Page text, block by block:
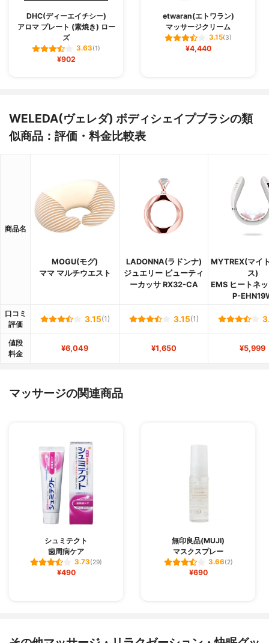
DHC(ディーエイチシー)
アロマ プレート (素焼き) ロー
ズ
3.63(1)
¥902
etwaran(エトワラン)
マッサージクリーム
3.15(3)
¥4,440
WELEDA(ヴェレダ) ボディシェイプブラシの類
似商品：評価・料金比較表
商品名
MOGU(モグ)
ママ マルチウエスト
LADONNA(ラドンナ)
ジュエリー ビューティ
ーカッサ RX32-CA
MYTREX(マイ
ス)
EMS ヒートネ
P-
口コミ
評価
3.15(1) 3.15(1)
値段
料金
¥6,049 ¥1,650 ¥5,999
マッサージの関連商品
シュミテクト
歯周病ケア
3.73(29)
¥490
無印良品(MUJI)
マスクスプレー
3.66(2)
¥690